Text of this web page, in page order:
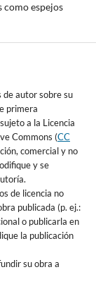
como espejos
de autor sobre su
primera
a la Licencia
Commons (CC
comercial y no
y se
de licencia no
publicada (p. ej.:
o publicarla en
la publicación
su obra a